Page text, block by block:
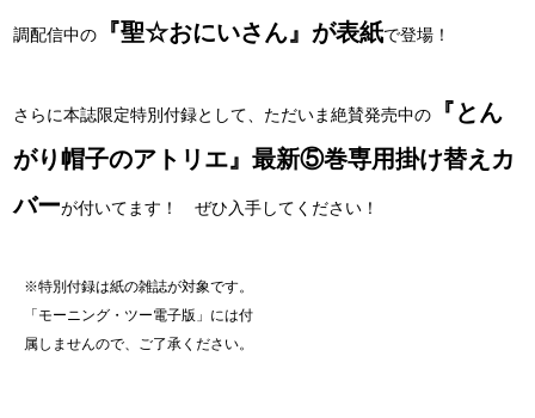
調配信中の 『聖☆おにいさん』が表紙で登場！
さらに本誌限定特別付録として、ただいま絶賛発売中の
『とん
がり帽子のアトリエ』最新⑤巻専用掛け替えカ
バーが付いてます！ ぜひ入手してください！
※特別付録は紙の雑誌が対象です。
「モーニング・ツー電子版」には付
属しませんので、ご了承ください。